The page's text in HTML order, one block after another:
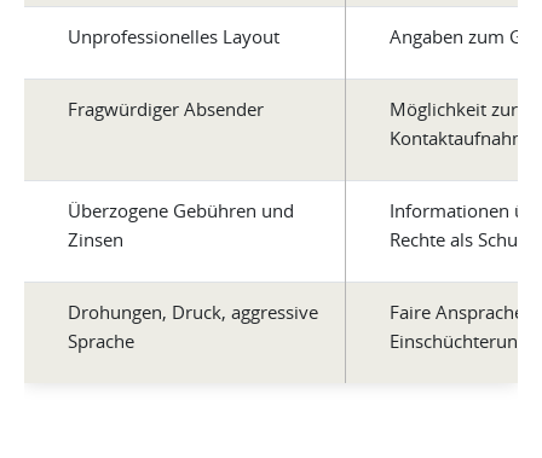
Unprofessionelles Layout Angaben zum
Fragwürdiger Absender
Möglichkeit zur
Kontaktaufnahme
Überzogene Gebühren und
Zinsen
Informationen
Rechte als
Drohungen, Druck, aggressive
Sprache
Faire Ansprache